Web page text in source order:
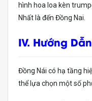
hình hoa loa kèn
Nhất là đến Đồng Nai.
IV. Hướng
Đồng Nái có hạ tầng
thể lựa chọn một số